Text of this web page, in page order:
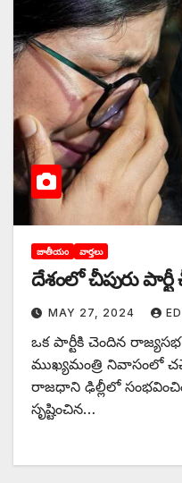
జాతీయం వార్తలు
‌దేశంలో చీపురు పార్టీ
MAY 27, 2024
ఒక పార్టీకి చెందిన
ముఖ్యమంత్రి నివాసంలో
రాజధాని ఢిల్లీలో
సృష్టించిన…